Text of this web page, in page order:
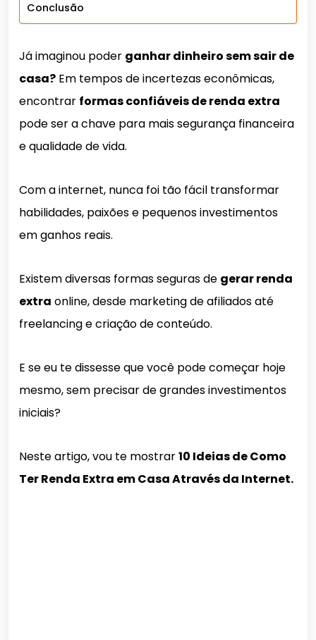
Conclusão
Já imaginou poder ganhar dinheiro sem sair de
casa? Em tempos de incertezas econômicas,
encontrar formas confiáveis de renda extra
pode ser a chave para mais segurança financeira
e qualidade de vida.
Com a internet, nunca foi tão fácil transformar
habilidades, paixões e pequenos investimentos
em ganhos reais.
Existem diversas formas seguras de gerar renda
extra online, desde marketing de afiliados até
freelancing e criação de conteúdo.
E se eu te dissesse que você pode começar hoje
mesmo, sem precisar de grandes investimentos
iniciais?
Neste artigo, vou te mostrar10 Ideias de Como
Ter Renda Extra em Casa Através da Internet.